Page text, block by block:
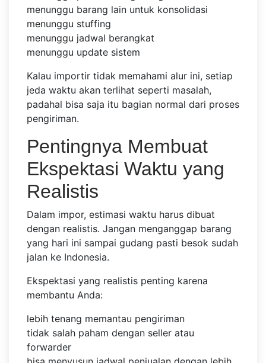
menunggu barang lain untuk konsolidasi
menunggu stuffing
menunggu jadwal berangkat
menunggu update sistem
Kalau importir tidak memahami alur ini, setiap
jeda waktu akan terlihat seperti masalah,
padahal bisa saja itu bagian normal dari proses
pengiriman.
Pentingnya Membuat
Ekspektasi Waktu yang
Realistis
Dalam impor, estimasi waktu harus dibuat
dengan realistis. Jangan menganggap barang
yang hari ini sampai gudang pasti besok sudah
jalan ke Indonesia.
Ekspektasi yang realistis penting karena
membantu Anda:
lebih tenang memantau pengiriman
tidak salah paham dengan seller atau
forwarder